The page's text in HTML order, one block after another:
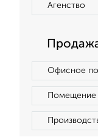
Агенство
Офисное
Помещение